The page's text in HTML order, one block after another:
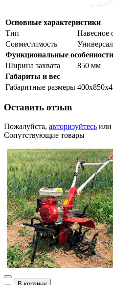
Основные характеристики
Тип
Навесное
Совместимость
Функциональные особенности
Ширина захвата
850 мм
Габариты и вес
Габаритные размеры
Оставить отзыв
Пожалуйста, авторизуйтесь или
Сопутствующие товары